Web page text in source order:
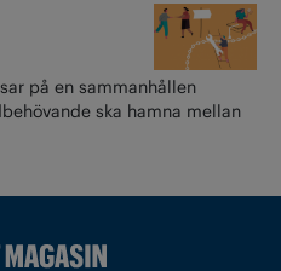
på en sammanhållen
ska hamna mellan